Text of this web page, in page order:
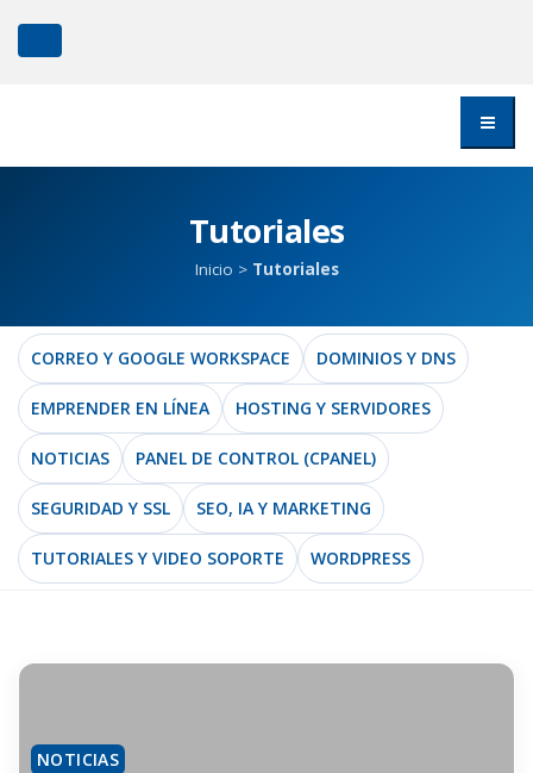
Tutoriales
Inicio > Tutoriales
CORREO Y GOOGLE WORKSPACE DOMINIOS Y DNS
EMPRENDER EN LÍNEA HOSTING Y SERVIDORES
NOTICIAS PANEL DE CONTROL (CPANEL)
SEGURIDAD Y SSL SEO, IA Y MARKETING
TUTORIALES Y VIDEO SOPORTE WORDPRESS
NOTICIAS